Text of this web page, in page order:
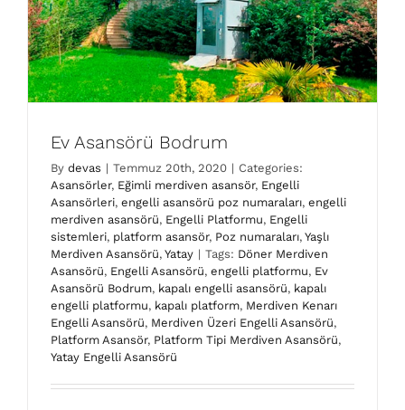
Ev Asansörü Bodrum
By devas | Temmuz 20th, 2020 | Categories:
Asansörler, Eğimli merdiven asansör, Engelli
Asansörleri, engelli asansörü poz numaraları, engelli
merdiven asansörü, Engelli Platformu, Engelli
sistemleri, platform asansör, Poz numaraları, Yaşlı
Merdiven Asansörü, Yatay | Tags: Döner Merdiven
Asansörü, Engelli Asansörü, engelli platformu, Ev
Asansörü Bodrum, kapalı engelli asansörü, kapalı
engelli platformu, kapalı platform, Merdiven Kenarı
Engelli Asansörü, Merdiven Üzeri Engelli Asansörü,
Platform Asansör, Platform Tipi Merdiven Asansörü,
Yatay Engelli Asansörü
Teleskopik Asansör Kapısı
Asansörler Eğimli merdiven asansör